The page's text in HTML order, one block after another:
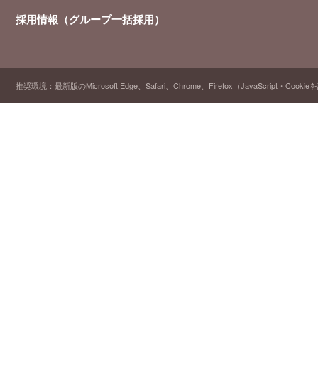
採用情報（グループ一括採用）
推奨環境：最新版のMicrosoft Edge、Safari、Chrome、Firefox（JavaScript・Cookie